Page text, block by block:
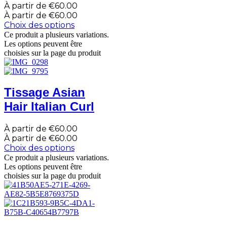
À partir de €60.00
À partir de €60.00
Choix des options
Ce produit a plusieurs variations.
Les options peuvent être
choisies sur la page du produit
Tissage Asian
Hair Italian Curl
À partir de €60.00
À partir de €60.00
Choix des options
Ce produit a plusieurs variations.
Les options peuvent être
choisies sur la page du produit